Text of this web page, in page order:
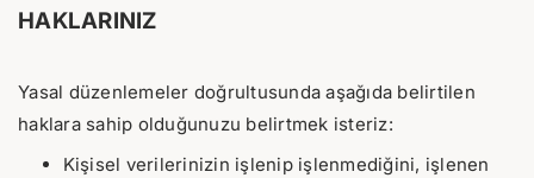
HAKLARINIZ
Yasal düzenlemeler doğrultusunda aşağıda belirtilen
haklara sahip olduğunuzu belirtmek isteriz:
Kişisel verilerinizin işlenip işlenmediğini, işlenen